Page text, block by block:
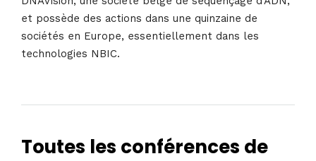
et possède des actions dans une quinzaine de
sociétés en Europe, essentiellement dans les
technologies NBIC.
Toutes les conférences de